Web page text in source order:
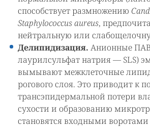
способствует размножению
Staphylococcus aureus,
нейтральную или
Делипидизация. Анионные
лаурилсульфат натрия — SLS)
вымывают межклеточные
рогового слоя. Это приводит к
трансэпидермальной потери
сухости и образованию
становятся входными